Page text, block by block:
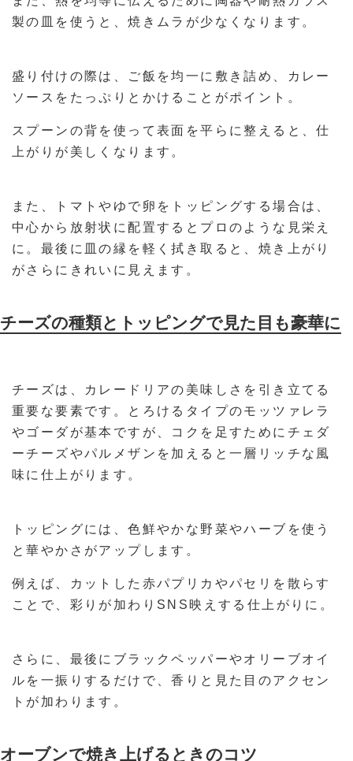
製の皿を使うと、焼きムラが少なくなります。
盛り付けの際は、ご飯を均一に敷き詰め、カレー
ソースをたっぷりとかけることがポイント。
スプーンの背を使って表面を平らに整えると、仕
上がりが美しくなります。
また、トマトやゆで卵をトッピングする場合は、
中心から放射状に配置するとプロのような見栄え
に。最後に皿の縁を軽く拭き取ると、焼き上がり
がさらにきれいに見えます。
チーズの種類とトッピングで見た目も豪華に
チーズは、カレードリアの美味しさを引き立てる
重要な要素です。とろけるタイプのモッツァレラ
やゴーダが基本ですが、コクを足すためにチェダ
ーチーズやパルメザンを加えると一層リッチな風
味に仕上がります。
トッピングには、色鮮やかな野菜やハーブを使う
と華やかさがアップします。
例えば、カットした赤パプリカやパセリを散らす
ことで、彩りが加わりSNS映えする仕上がりに。
さらに、最後にブラックペッパーやオリーブオイ
ルを一振りするだけで、香りと見た目のアクセン
トが加わります。
オーブンで焼き上げるときのコツ